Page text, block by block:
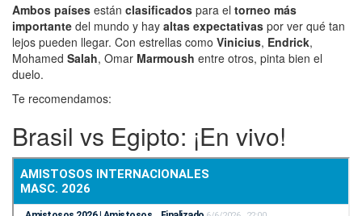
Ambos países están clasificados para el torneo más
importante del mundo y hay altas expectativas por ver qué tan
lejos pueden llegar. Con estrellas como Vinicius, Endrick,
Mohamed Salah, Omar Marmoush entre otros, pinta bien el
duelo.
Te recomendamos:
Brasil vs Egipto: ¡En vivo!